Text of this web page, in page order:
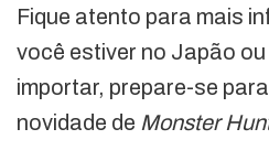
Fique atento para mais
você estiver no Japão
importar, prepare-se
novidade de Monster